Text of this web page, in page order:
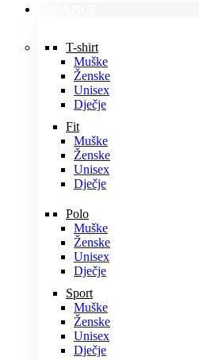
T-shirt
Muške
Ženske
Unisex
Dječje
Fit
Muške
Ženske
Unisex
Dječje
Polo
Muške
Ženske
Unisex
Dječje
Sport
Muške
Ženske
Unisex
Dječje